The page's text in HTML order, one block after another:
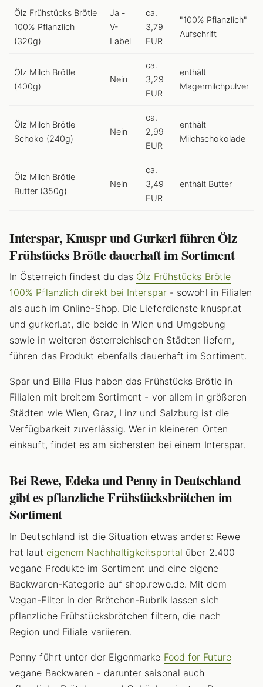
Ölz Frühstücks Brötle
100% Pflanzlich
(320g)
Ja -
V-
Label
ca.
3,79
EUR
"100% Pflanzlich"
Aufschrift
Ölz Milch Brötle
(400g)
Nein
ca.
3,29
EUR
enthält
Magermilchpulver
Ölz Milch Brötle
Schoko (240g)
Nein
ca.
2,99
EUR
enthält
Milchschokolade
Ölz Milch Brötle
Butter (350g)
Nein
ca.
3,49
EUR
enthält Butter
Interspar, Knuspr und Gurkerl führen Ölz
Frühstücks Brötle dauerhaft im Sortiment
In Österreich findest du das Ölz Frühstücks Brötle
100% Pflanzlich direkt bei Interspar- sowohl in Filialen
als auch im Online-Shop. Die Lieferdienste knuspr.at
und gurkerl.at, die beide in Wien und Umgebung
sowie in weiteren österreichischen Städten liefern,
führen das Produkt ebenfalls dauerhaft im Sortiment.
Spar und Billa Plus haben das Frühstücks Brötle in
Filialen mit breitem Sortiment - vor allem in größeren
Städten wie Wien, Graz, Linz und Salzburg ist die
Verfügbarkeit zuverlässig. Wer in kleineren Orten
einkauft, findet es am sichersten bei einem Interspar.
Bei Rewe, Edeka und Penny in Deutschland
gibt es pflanzliche Frühstücksbrötchen im
Sortiment
In Deutschland ist die Situation etwas anders: Rewe
hat laut eigenem Nachhaltigkeitsportal über 2.400
vegane Produkte im Sortiment und eine eigene
Backwaren-Kategorie auf shop.rewe.de. Mit dem
Vegan-Filter in der Brötchen-Rubrik lassen sich
pflanzliche Frühstücksbrötchen filtern, die nach
Region und Filiale variieren.
Penny führt unter der Eigenmarke Food for Future
vegane Backwaren - darunter saisonal auch